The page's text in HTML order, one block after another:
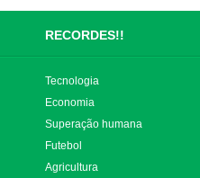
RECORDES!!
Tecnologia
Economia
Superação humana
Futebol
Agricultura